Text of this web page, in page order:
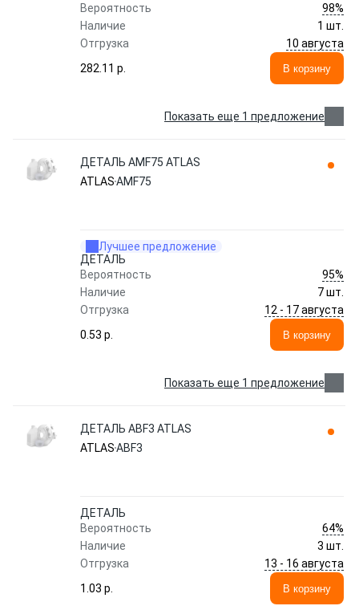
Вероятность
98%
Наличие
1 шт.
Отгрузка
10 августа
282.11 p.
В корзину
Показать еще 1 предложение
ДЕТАЛЬ AMF75 ATLAS
ATLASAMF75
Лучшее предложение
ДЕТАЛЬ
Вероятность
95%
Наличие
7 шт.
Отгрузка
12 - 17 августа
0.53 p.
В корзину
Показать еще 1 предложение
ДЕТАЛЬ ABF3 ATLAS
ATLASABF3
ДЕТАЛЬ
Вероятность
64%
Наличие
3 шт.
Отгрузка
13 - 16 августа
1.03 p.
В корзину